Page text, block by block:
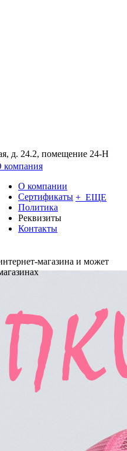
д. 24.2, помещение 24-Н
компания
О компании
Сертификаты
Политика
Реквизиты
Контакты
+ ЕЩЕ
магазина и может